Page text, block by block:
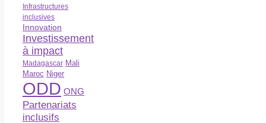
Infrastructures
inclusives
Innovation
Investissement
à impact
Madagascar Mali
Maroc Niger
ODD ONG
Partenariats
inclusifs